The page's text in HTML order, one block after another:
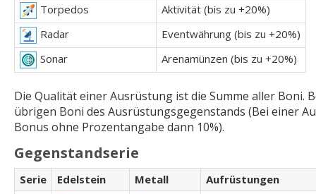
Torpedos
Aktivität (bis zu +20%)
Radar
Eventwährung (bis zu +20%)
Sonar
Arenamünzen (bis zu +20%)
Die Qualität einer Ausrüstung ist die Summe aller Boni.
übrigen Boni des Ausrüstungsgegenstands (Bei einer
Bonus ohne Prozentangabe dann 10%).
Gegenstandserie
Serie Edelstein Metall
Aufrüstungen